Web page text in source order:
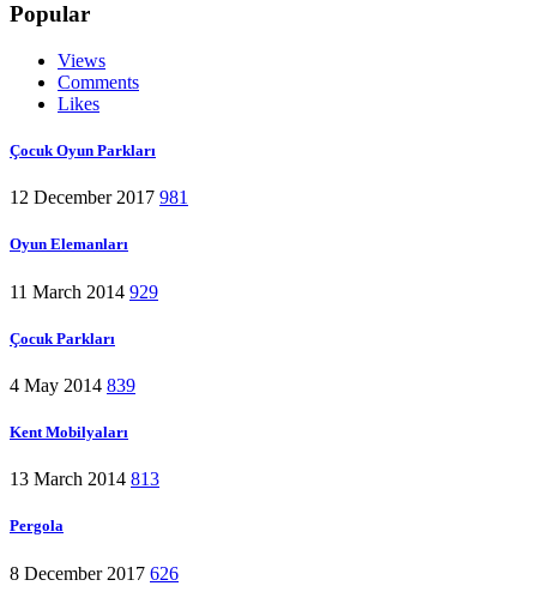
Popular
Views
Comments
Likes
Çocuk Oyun Parkları
12 December 2017 981
Oyun Elemanları
11 March 2014 929
Çocuk Parkları
4 May 2014 839
Kent Mobilyaları
13 March 2014 813
Pergola
8 December 2017 626